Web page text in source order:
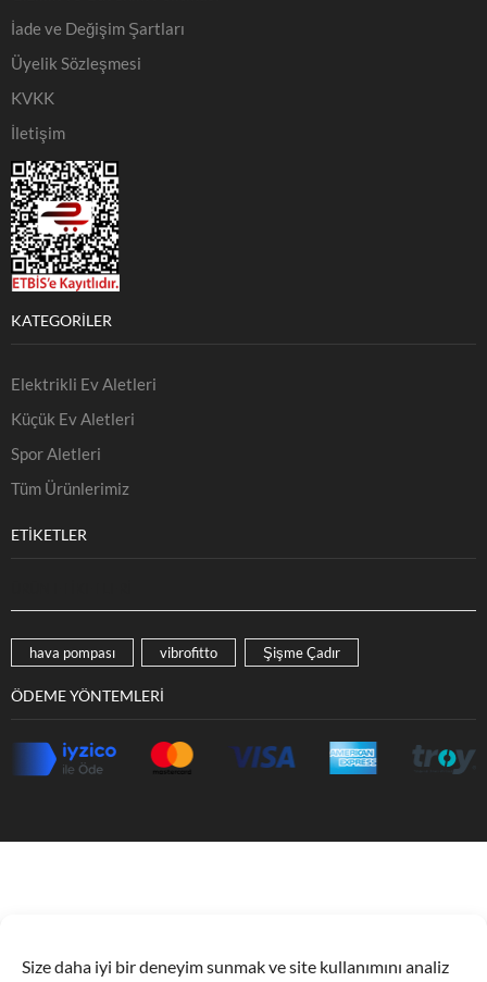
Size daha iyi bir deneyim sunmak ve site kullanımını analiz
İade ve Değişim Şartları
Üyelik Sözleşmesi
KVKK
İletişim
KATEGORILER
Elektrikli Ev Aletleri
Küçük Ev Aletleri
Spor Aletleri
Tüm Ürünlerimiz
ETIKETLER
hava pompası vibrofitto Şişme Çadır
ÖDEME YÖNTEMLERI